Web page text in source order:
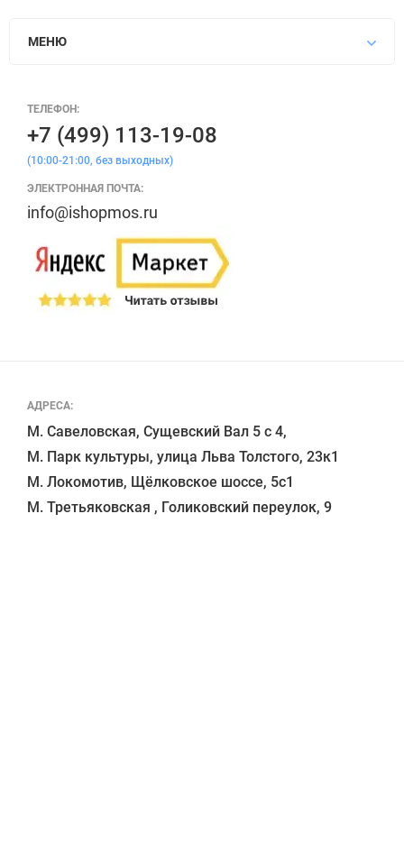
МЕНЮ
АДРЕСА:
М. Савеловская, Сущевский Вал 5 с 4,
М. Парк культуры, улица Льва Толстого, 23к1
М. Локомотив, Щёлковское шоссе, 5с1
ТЕЛЕФОН:
+7 (499) 113-19-08
(10:00-21:00, без выходных)
ЭЛЕКТРОННАЯ ПОЧТА:
info@ishopmos.ru